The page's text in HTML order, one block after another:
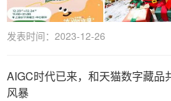
发表时间：2023-12-26
AIGC时代已来，和天猫数字藏品
风暴